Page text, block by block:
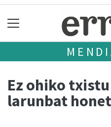
Ez ohiko
larunbat